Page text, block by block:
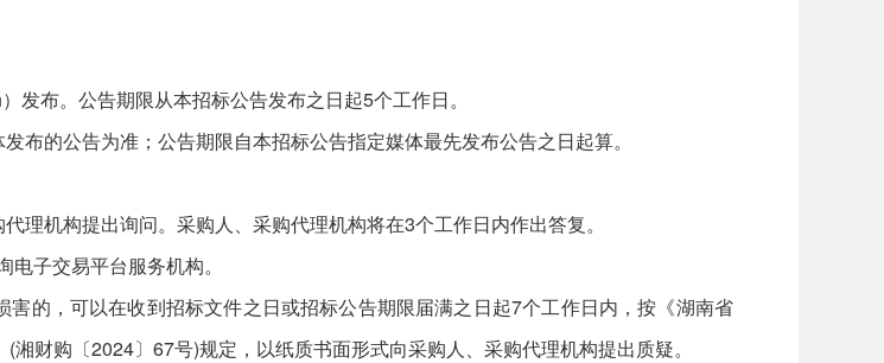
布。公告期限从本招标公告发布之日起5个工作日。
的公告为准；公告期限自本招标公告指定媒体最先发布公告之日起算。
机构提出询问。采购人、采购代理机构将在3个工作日内作出答复。
子交易平台服务机构。
，可以在收到招标文件之日或招标公告期限届满之日起7个工作日内，按《湖南省
财购〔2024〕67号)规定，以纸质书面形式向采购人、采购代理机构提出质疑。